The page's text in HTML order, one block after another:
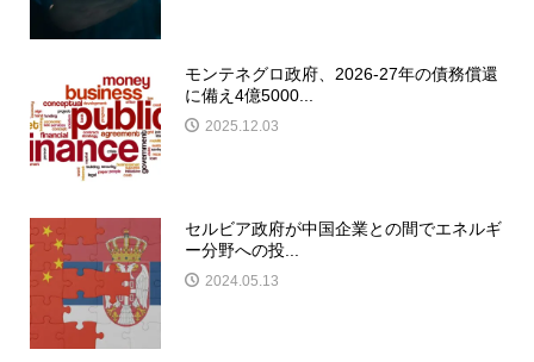
モンテネグロ政府、2026-27年の債務償還
に備え4億5000...
2025.12.03
セルビア政府が中国企業との間でエネルギ
ー分野への投...
2024.05.13